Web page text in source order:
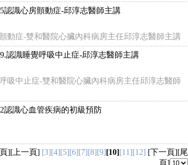
認識心房顫動症-邱淳志醫師主講
動症-雙和醫院心臟內科病房主任邱淳志醫師主講
認識睡覺呼吸中止症-邱淳志醫師主講
吸中止症-雙和醫院心臟內科病房主任邱淳志醫師
認識心血管疾病的初級預防
][上一頁] [3][4][5][6][7][8][9][10][11][12] [下一頁][尾
頁]